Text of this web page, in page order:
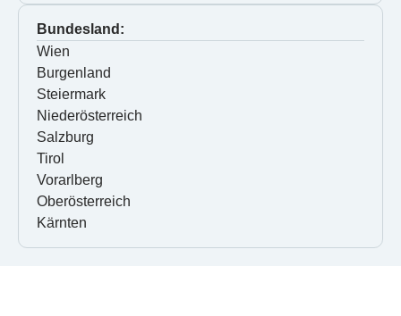
Bundesland:
Wien
Burgenland
Steiermark
Niederösterreich
Salzburg
Tirol
Vorarlberg
Oberösterreich
Kärnten